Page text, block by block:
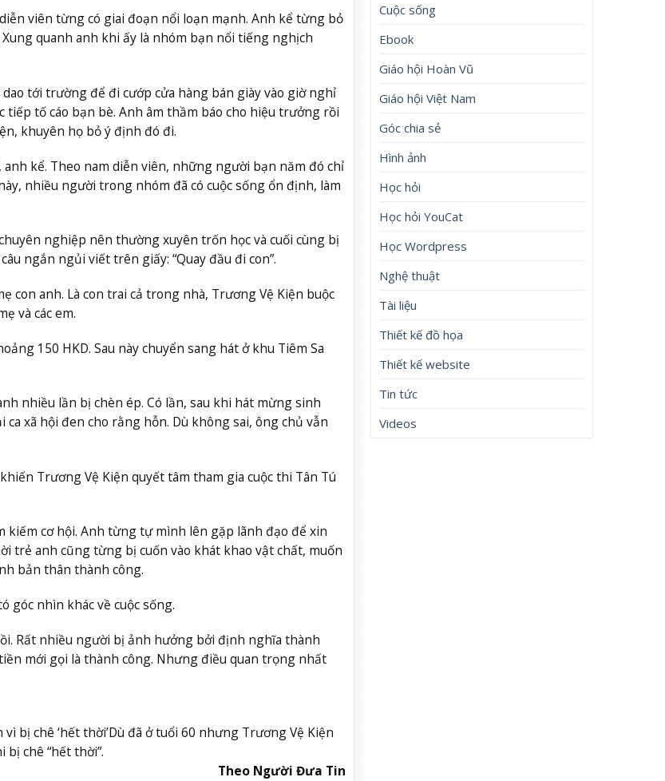
viên từng có giai đoạn nổi loạn mạnh. Anh kể từng bỏ
quanh anh khi ấy là nhóm bạn nổi tiếng nghịch
tới trường để đi cướp cửa hàng bán giày vào giờ nghỉ
tố cáo bạn bè. Anh âm thầm báo cho hiệu trưởng rồi
khuyên họ bỏ ý định đó đi.
anh kể. Theo nam diễn viên, những người bạn năm đó chỉ
nhiều người trong nhóm đã có cuộc sống ổn định, làm
nghiệp nên thường xuyên trốn học và cuối cùng bị
ngắn ngủi viết trên giấy: “Quay đầu đi con”.
con anh. Là con trai cả trong nhà, Trương Vệ Kiện buộc
và các em.
150 HKD. Sau này chuyển sang hát ở khu Tiêm Sa
nhiều lần bị chèn ép. Có lần, sau khi hát mừng sinh
xã hội đen cho rằng hỗn. Dù không sai, ông chủ vẫn
Trương Vệ Kiện quyết tâm tham gia cuộc thi Tân Tú
kiếm cơ hội. Anh từng tự mình lên gặp lãnh đạo để xin
trẻ anh cũng từng bị cuốn vào khát khao vật chất, muốn
bản thân thành công.
góc nhìn khác về cuộc sống.
Rất nhiều người bị ảnh hưởng bởi định nghĩa thành
mới gọi là thành công. Nhưng điều quan trọng nhất
bị chê ‘hết thời’Dù đã ở tuổi 60 nhưng Trương Vệ Kiện
chê “hết thời”.
Theo Người Đưa Tin
Cuộc sống
Ebook
Giáo hội Hoàn Vũ
Giáo hội Việt Nam
Góc chia sẻ
Hình ảnh
Học hỏi
Học hỏi YouCat
Học Wordpress
Nghệ thuật
Tài liệu
Thiết kế đồ họa
Thiết kế website
Tin tức
Videos